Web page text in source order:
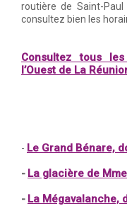
routière de Saint-Paul
consultez bien les
Consultez tous
l’Ouest de La
- Le Grand Bénare,
- La glacière de
- La Mégavalanche,